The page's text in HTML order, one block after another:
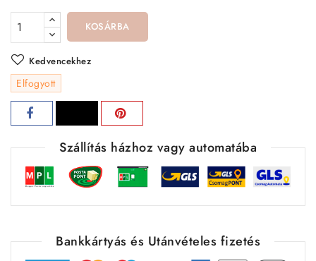
KOSÁRBA
Kedvencekhez
Elfogyott
Szállítás házhoz vagy automatába
Bankkártyás és Utánvételes fizetés